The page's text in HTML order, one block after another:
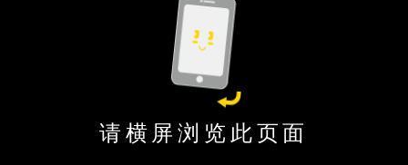
请横屏浏览此页面